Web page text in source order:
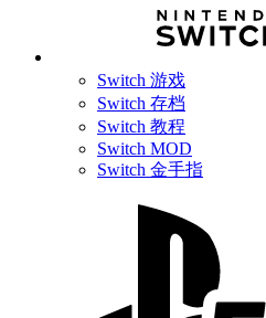
Switch 游戏
Switch 存档
Switch 教程
Switch MOD
Switch 金手指